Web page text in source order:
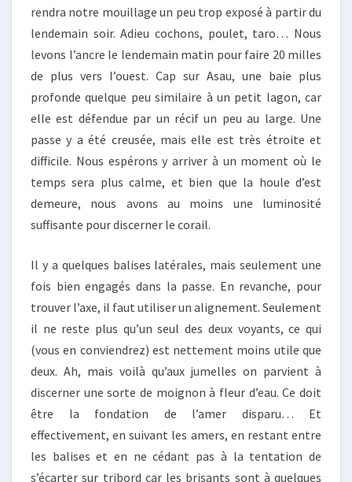
rendra notre mouillage un peu trop exposé à partir du
lendemain soir. Adieu cochons, poulet, taro… Nous
levons l’ancre le lendemain matin pour faire 20 milles
de plus vers l’ouest. Cap sur Asau, une baie plus
profonde quelque peu similaire à un petit lagon, car
elle est défendue par un récif un peu au large. Une
passe y a été creusée, mais elle est très étroite et
difficile. Nous espérons y arriver à un moment où le
temps sera plus calme, et bien que la houle d’est
demeure, nous avons au moins une luminosité
suffisante pour discerner le corail.
Il y a quelques balises latérales, mais seulement une
fois bien engagés dans la passe. En revanche, pour
trouver l’axe, il faut utiliser un alignement. Seulement
il ne reste plus qu’un seul des deux voyants, ce qui
(vous en conviendrez) est nettement moins utile que
deux. Ah, mais voilà qu’aux jumelles on parvient à
discerner une sorte de moignon à fleur d’eau. Ce doit
être la fondation de l’amer disparu… Et
effectivement, en suivant les amers, en restant entre
les balises et en ne cédant pas à la tentation de
s’écarter sur tribord car les brisants sont à quelques